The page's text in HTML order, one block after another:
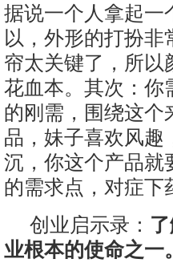
据说一个人拿起一
以，外形的打扮
帘太关键了，所以
花血本。其次：你
的刚需，围绕这个
品，妹子喜欢风趣
沉，你这个产品就
的需求点，对症下
创业启示录：
业根本的使命之一。